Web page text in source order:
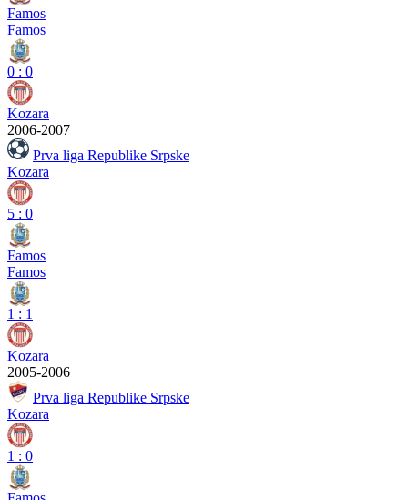
Famos
Famos
0 : 0
Kozara
2006-2007
Prva liga Republike Srpske
Kozara
5 : 0
Famos
Famos
1 : 1
Kozara
2005-2006
Prva liga Republike Srpske
Kozara
1 : 0